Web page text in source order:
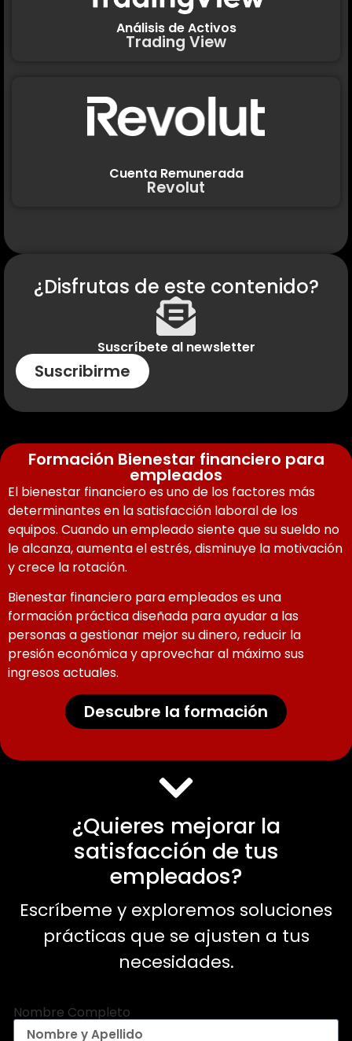
Análisis de Activos
Trading View
Cuenta Remunerada
Revolut
¿Disfrutas de este contenido?
Suscríbete al newsletter
Suscribirme
Formación Bienestar financiero para
empleados
El bienestar financiero es uno de los factores más
determinantes en la satisfacción laboral de los
equipos. Cuando un empleado siente que su sueldo no
le alcanza, aumenta el estrés, disminuye la motivación
y crece la rotación.
Bienestar financiero para empleados es una
formación práctica diseñada para ayudar a las
personas a gestionar mejor su dinero, reducir la
presión económica y aprovechar al máximo sus
ingresos actuales.
Descubre la formación
¿Quieres mejorar la
satisfacción de tus
empleados?
Escríbeme y exploremos soluciones
prácticas que se ajusten a tus
necesidades.
Nombre Completo